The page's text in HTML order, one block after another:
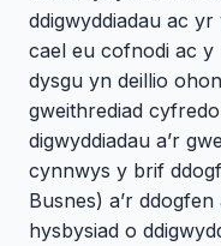
ddigwyddiadau ac
cael eu cofnodi ac
dysgu yn deillio
gweithrediad
digwyddiadau a’r
cynnwys y brif
Busnes) a’r
hysbysiad o